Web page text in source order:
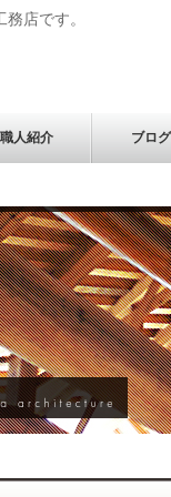
店です。
職人紹介 ブログ